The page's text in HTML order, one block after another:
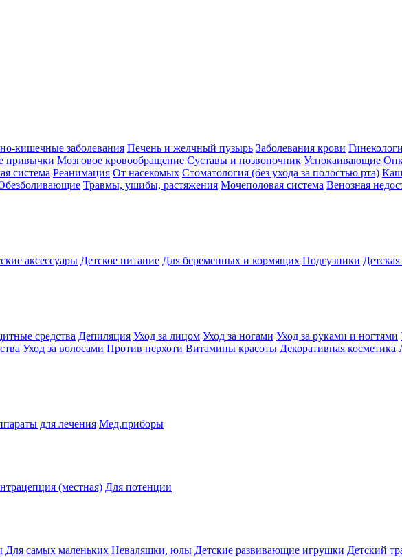
кишечные заболевания Печень и желчный пузырь Заболевания крови
привычки Мозговое кровообращение Суставы и позвоночник Успокаивающие
система Реанимация От насекомых Стоматология (без ухода за полостью рта)
Травмы, ушибы, растяжения Мочеполовая система Венозная
аксессуары Детское питание Для беременных и кормящих Подгузники
средства Депиляция Уход за лицом Уход за ногами Уход за руками и ногтями
Уход за волосами Против перхоти Витамины красоты Декоративная косметика
для лечения Мед.приборы
(местная) Для потенции
Для самых маленьких Неваляшки, юлы Детские развивающие игрушки Детский